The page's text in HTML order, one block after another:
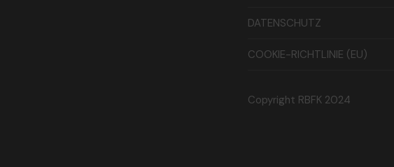
DATENSCHUTZ
COOKIE-RICHTLINIE (EU)
Copyright RBFK 2024